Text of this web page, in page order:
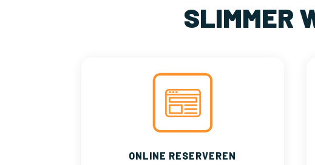
SLIMMER
ONLINE RESERVEREN